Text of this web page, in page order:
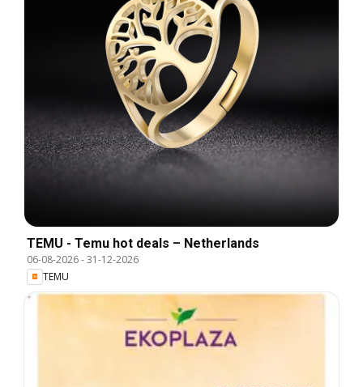
TEMU - Temu hot deals – Netherlands
06-08-2026-31-12-2026
TEMU